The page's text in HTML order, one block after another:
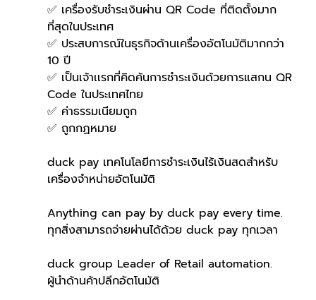
✅ เครื่องรับชำระเงินผ่าน QR Code ที่ติดตั้งมาก
ที่สุดในประเทศ
✅ ประสบการณ์ในธุรกิจด้านเครื่องอัตโนมัติมากกว่า
10 ปี
✅ เป็นเจ้าเเรกที่คิดค้นการชำระเงินด้วยการแสกน QR
Code ในประเทศไทย
✅ ค่าธรรมเนียมถูก
✅ ถูกกฏหมาย
duck pay เทคโนโลยีการชำระเงินไร้เงินสดสำหรับ
เครื่องจำหน่ายอัตโนมัติ
Anything can pay by duck pay every time.
ทุกสิ่งสามารถจ่ายผ่านได้ด้วย duck pay ทุกเวลา
duck group Leader of Retail automation.
ผู้นำด้านค้าปลีกอัตโนมัติ